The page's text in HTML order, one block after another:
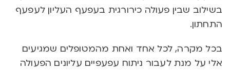
בשילוב שבין פעולה כירורגית בעפעף העליון לעפעף
התחתון.
בכל מקרה, לכל אחד ואחת מהמטופלים שמגיעים
אלי על מנת לעבור ניתוח עפעפיים עליונים הפעולה